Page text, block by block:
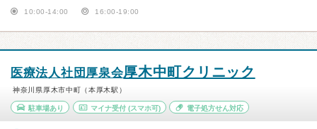
10:00-14:00 16:00-19:00
医療法人社団厚泉会厚木中町クリニック
神奈川県厚木市中町（本厚木駅）
駐車場あり マイナ受付(スマホ可) 電子処方せん対応